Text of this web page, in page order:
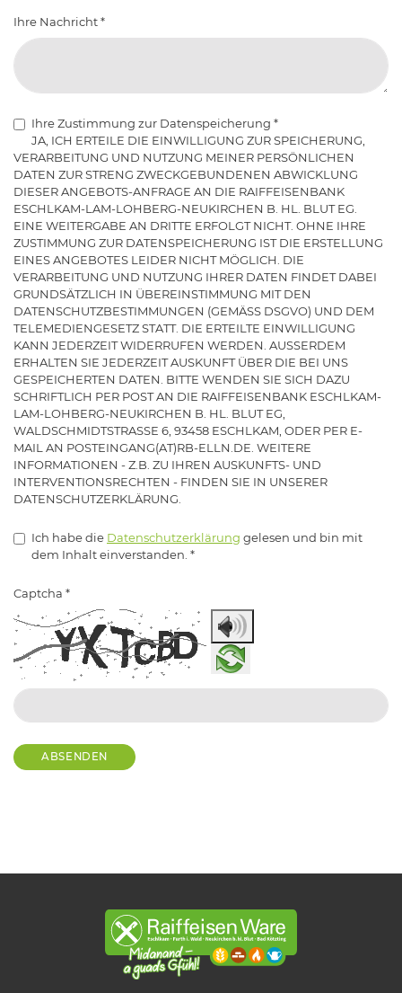
Ihre Nachricht*
Ihre Zustimmung zur Datenspeicherung *
JA, ICH ERTEILE DIE EINWILLIGUNG ZUR SPEICHERUNG,
VERARBEITUNG UND NUTZUNG MEINER PERSÖNLICHEN
DATEN ZUR STRENG ZWECKGEBUNDENEN ABWICKLUNG
DIESER ANGEBOTS-ANFRAGE AN DIE RAIFFEISENBANK
ESCHLKAM-LAM-LOHBERG-NEUKIRCHEN B. HL. BLUT EG.
EINE WEITERGABE AN DRITTE ERFOLGT NICHT. OHNE IHRE
ZUSTIMMUNG ZUR DATENSPEICHERUNG IST DIE ERSTELLUNG
EINES ANGEBOTES LEIDER NICHT MÖGLICH. DIE
VERARBEITUNG UND NUTZUNG IHRER DATEN FINDET DABEI
GRUNDSÄTZLICH IN ÜBEREINSTIMMUNG MIT DEN
DATENSCHUTZBESTIMMUNGEN (GEMÄSS DSGVO) UND DEM
TELEMEDIENGESETZ STATT. DIE ERTEILTE EINWILLIGUNG
KANN JEDERZEIT WIDERRUFEN WERDEN. AUSSERDEM
ERHALTEN SIE JEDERZEIT AUSKUNFT ÜBER DIE BEI UNS
GESPEICHERTEN DATEN. BITTE WENDEN SIE SICH DAZU
SCHRIFTLICH PER POST AN DIE RAIFFEISENBANK ESCHLKAM-
LAM-LOHBERG-NEUKIRCHEN B. HL. BLUT EG,
WALDSCHMIDTSTRASSE 6, 93458 ESCHLKAM, ODER PER E-
MAIL AN POSTEINGANG(AT)RB-ELLN.DE. WEITERE
INFORMATIONEN - Z.B. ZU IHREN AUSKUNFTS- UND
INTERVENTIONSRECHTEN - FINDEN SIE IN UNSERER
DATENSCHUTZERKLÄRUNG.
Ich habe die Datenschutzerklärung gelesen und bin mit
dem Inhalt einverstanden. *
Captcha *
ABSENDEN